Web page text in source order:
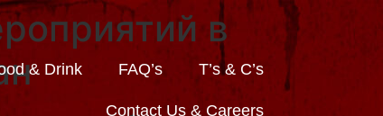
& Drink FAQ’s T’s & C’s
Contact Us & Careers
в